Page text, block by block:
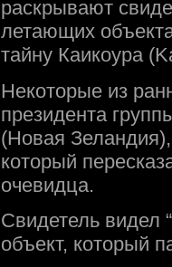
раскрывают
летающих
тайну Каикоура
Некоторые из
президента
(Новая
который
очевидца.
Свидетель видел
объект, который